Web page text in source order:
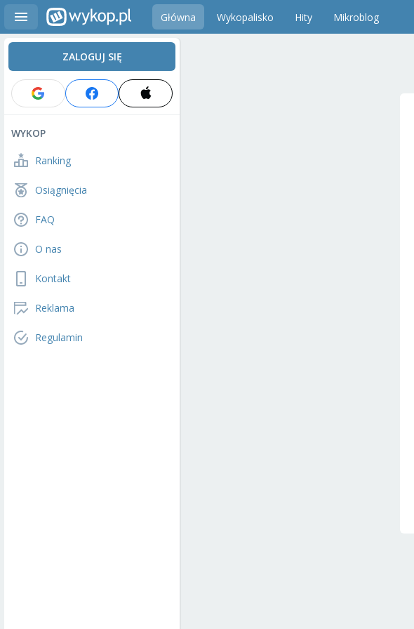
Główna Wykopalisko Hity Mikroblog
ZALOGUJ SIĘ
WYKOP
Ranking
Osiągnięcia
FAQ
O nas
Kontakt
Reklama
Regulamin